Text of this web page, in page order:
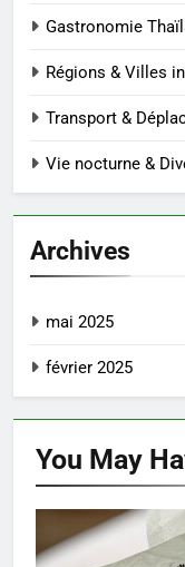
Gastronomie
Régions & Villes
Transport &
Vie nocturne &
Archives
mai 2025
février 2025
You May
ARNAQUES &